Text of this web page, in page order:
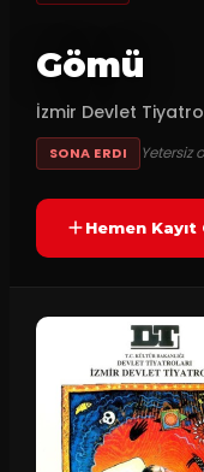
Gömü
İzmir Devlet
SONA ERDI Yetersiz
Hemen Kayıt